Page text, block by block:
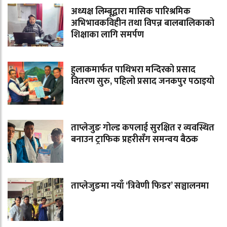
अध्यक्ष लिम्बूद्वारा मासिक पारिश्रमिक
अभिभावकविहीन तथा विपन्न बालबालिकाको
शिक्षाका लागि समर्पण
हुलाकमार्फत पाथिभरा मन्दिरको प्रसाद
वितरण सुरु, पहिलो प्रसाद जनकपुर पठाइयो
ताप्लेजुङ गोल्ड कपलाई सुरक्षित र व्यवस्थित
बनाउन ट्राफिक प्रहरीसँग समन्वय बैठक
ताप्लेजुङमा नयाँ ‘त्रिवेणी फिडर’ सञ्चालनमा